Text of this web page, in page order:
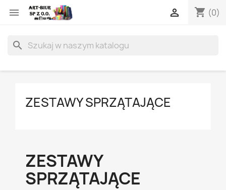
 shopping_cart (0)

search
ZESTAWY SPRZĄTAJĄCE
ZESTAWY
SPRZĄTAJĄCE